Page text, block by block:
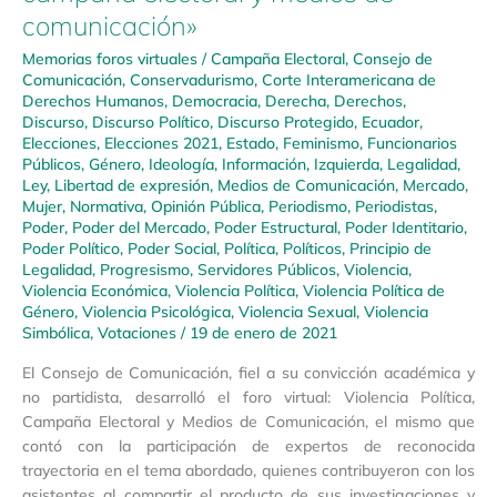
comunicación»
Memorias foros virtuales /Campaña Electoral, Consejo de
Comunicación, Conservadurismo, Corte Interamericana de
Derechos Humanos, Democracia, Derecha, Derechos,
Discurso, Discurso Político, Discurso Protegido, Ecuador,
Elecciones, Elecciones 2021, Estado, Feminismo, Funcionarios
Públicos, Género, Ideología, Información, Izquierda, Legalidad,
Ley, Libertad de expresión, Medios de Comunicación, Mercado,
Mujer, Normativa, Opinión Pública, Periodismo, Periodistas,
Poder, Poder del Mercado, Poder Estructural, Poder Identitario,
Poder Político, Poder Social, Política, Políticos, Principio de
Legalidad, Progresismo, Servidores Públicos, Violencia,
Violencia Económica, Violencia Política, Violencia Política de
Género, Violencia Psicológica, Violencia Sexual, Violencia
Simbólica, Votaciones / 19 de enero de 2021
El Consejo de Comunicación, fiel a su convicción académica y
no partidista, desarrolló el foro virtual: Violencia Política,
Campaña Electoral y Medios de Comunicación, el mismo que
contó con la participación de expertos de reconocida
trayectoria en el tema abordado, quienes contribuyeron con los